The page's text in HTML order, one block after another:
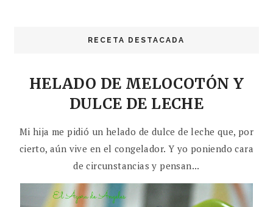
RECETA DESTACADA
HELADO DE MELOCOTÓN Y
DULCE DE LECHE
Mi hija me pidió un helado de dulce de leche que, por
cierto, aún vive en el congelador. Y yo poniendo cara
de circunstancias y pensan...